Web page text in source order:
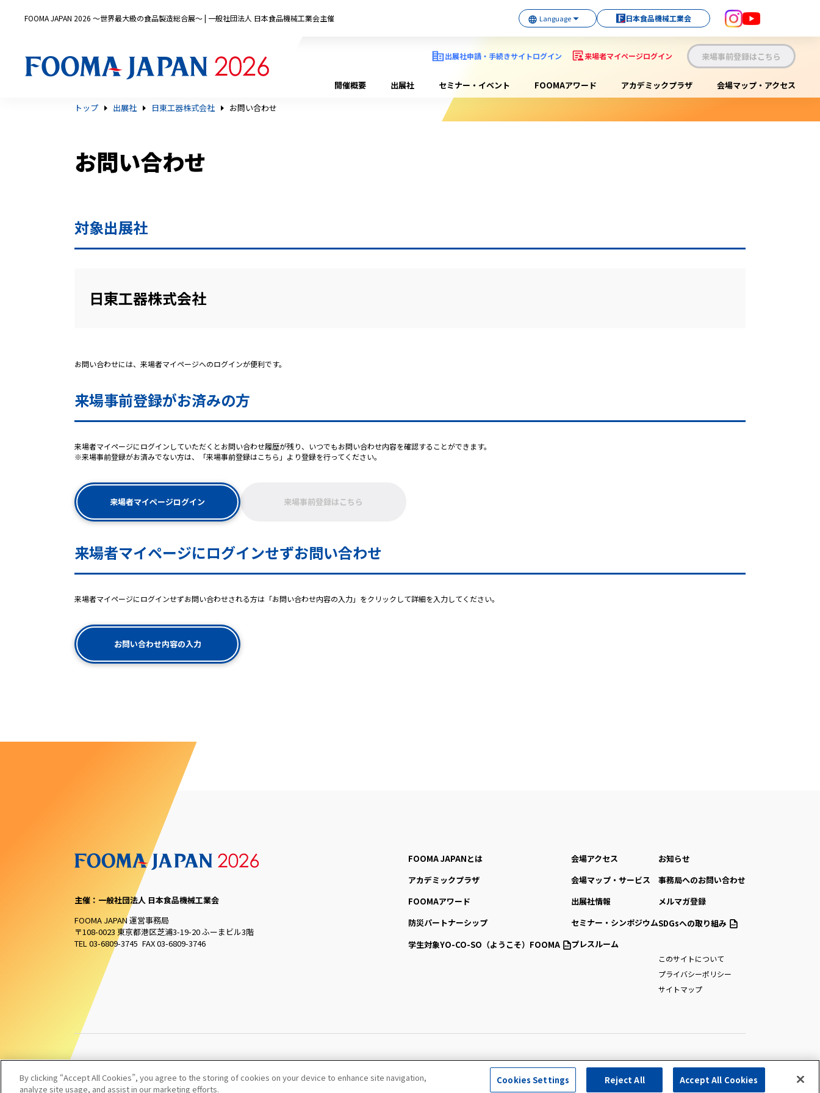
FOOMA JAPAN 2026 〜世界最大級の食品製造総合展〜 | 一般社団法人 日本食品機械工業会主催 日本食品機械工業会
出展社申請・手続きサイトログイン 来場者マイページログイン 来場事前登録はこちら
開催概要 出展社 セミナー・イベント FOOMAアワード アカデミックプラザ
会場マップ・アクセス
トップ
出展社 日東工器株式会社 お問い合わせ
お問い合わせ
対象出展社
日東工器株式会社
お問い合わせには、来場者マイページへのログインが便利です。
来場事前登録がお済みの方
来場者マイページにログインしていただくとお問い合わせ履歴が残り、いつでもお問い合わせ内容を確認することができます。
※来場事前登録がお済みでない方は、「来場事前登録はこちら」より登録を行ってください。
来場者マイページログイン 来場事前登録はこちら
来場者マイページにログインせずお問い合わせ
来場者マイページにログインせずお問い合わせされる方は「お問い合わせ内容の入力」をクリックして詳細を入力してください。
お問い合わせ内容の入力
主催：一般社団法人 日本食品機械工業会
FOOMA JAPAN 運営事務局
〒108-0023 東京都港区芝浦3-19-20 ふーまビル3階
TEL 03-6809-3745 FAX 03-6809-3746
FOOMA JAPANとは
アカデミックプラザ
FOOMAアワード
防災パートナーシップ
学生対象YO-CO-SO （ようこそ）FOOMA
会場アクセス
会場マップ・サービス
出展社情報
セミナー・シンポジウム
プレスルーム
お知らせ
事務局へのお問い合わせ
メルマガ登録
SDGsへの取り組み
このサイトについて
プライバシーポリシー
サイトマップ
All Right Reserved. Copyright (c) FOOMA JAPAN Secretariat
By clicking “Accept All Cookies”, you agree to the storing of cookies on your device to enhance site navigation,
analyze site usage, and assist in our marketing efforts.
Cookies Settings Reject All Accept All Cookies